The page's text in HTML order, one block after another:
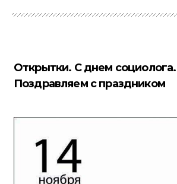
Открытки. С днем социолога.
Поздравляем с праздником